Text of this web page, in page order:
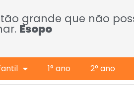
grande que não
Esopo
1° ano 2° ano